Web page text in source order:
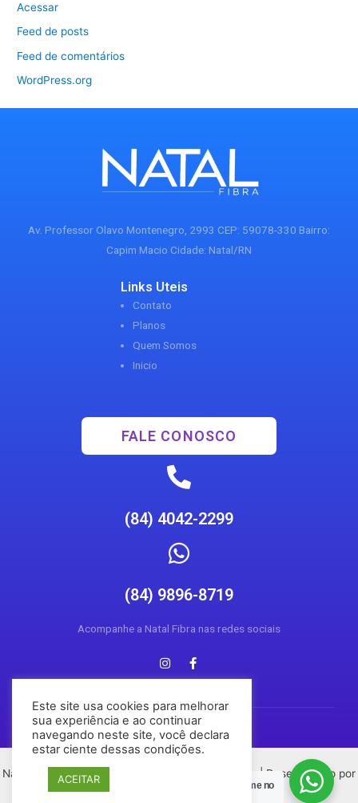
Acessar
Feed de posts
Feed de comentários
WordPress.org
Av. Professor Olavo Montenegro, 2993 CEP: 59078-330 Bairro:
Capim Macio Cidade: Natal/RN
Links Uteis
Contato
Planos
Quem Somos
Inicio
FALE CONOSCO
(84) 4042-2299
(84) 9896-8719
Acompanhe a Natal Fibra nas redes sociais
Natal Fibra © 2026 Todos os direitos reservados | Desenvolvido por
Este site usa cookies para melhorar
sua experiência e ao continuar
navegando neste site, você declara
estar ciente dessas condições.
ACEITAR
Chame no